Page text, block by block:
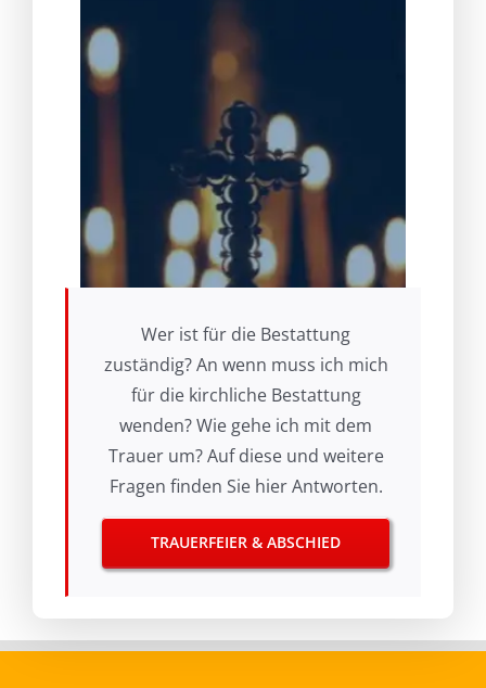
Wer ist für die Bestattung
zuständig? An wenn muss ich mich
für die kirchliche Bestattung
wenden? Wie gehe ich mit dem
Trauer um? Auf diese und weitere
Fragen finden Sie hier Antworten.
TRAUERFEIER & ABSCHIED